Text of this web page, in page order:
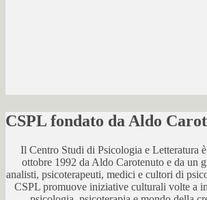
CSPL fondato da Aldo
Il Centro Studi di Psicologia e Letteratura
ottobre 1992 da Aldo Carotenuto e da un
analisti, psicoterapeuti, medici e cultori di
CSPL promuove iniziative culturali volte a